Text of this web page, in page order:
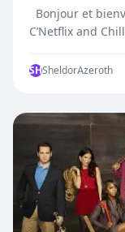
Bonjour et
C’Netflix and
SHSheldorAzeroth